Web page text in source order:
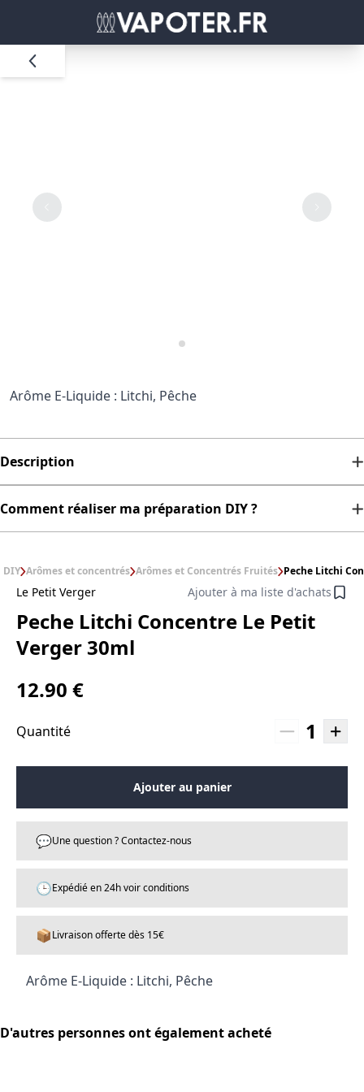
Arôme E-Liquide : Litchi, Pêche
Description
Comment réaliser ma préparation DIY ?
DIY Arômes et concentrés Arômes et Concentrés Fruités Peche Litchi
Le Petit Verger Ajouter à ma liste d'achats
Peche Litchi Concentre Le Petit
Verger 30ml
12.90 €
Quantité 1
Ajouter au panier
💬Une question ? Contactez-nous
🕒Expédié en 24h voir conditions
📦Livraison offerte dès 15€
Arôme E-Liquide : Litchi, Pêche
D'autres personnes ont également acheté